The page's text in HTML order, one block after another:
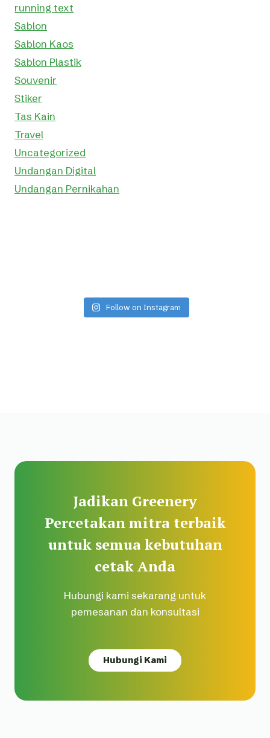
running text
Sablon
Sablon Kaos
Sablon Plastik
Souvenir
Stiker
Tas Kain
Travel
Uncategorized
Undangan Digital
Undangan Pernikahan
Follow on Instagram
Jadikan Greenery
Percetakan mitra terbaik
untuk semua kebutuhan
cetak Anda
Hubungi kami sekarang untuk
pemesanan dan konsultasi
Hubungi Kami